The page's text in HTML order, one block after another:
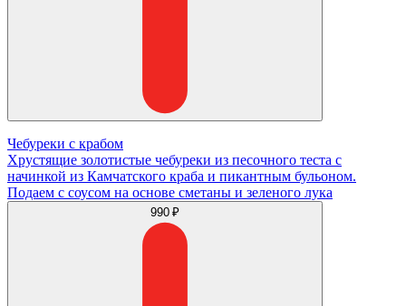
Чебуреки с крабом
Хрустящие золотистые чебуреки из песочного теста с
начинкой из Камчатского краба и пикантным бульоном.
Подаем с соусом на основе сметаны и зеленого лука
990 ₽